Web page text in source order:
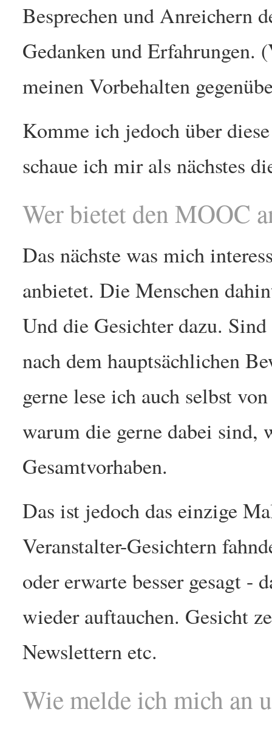
Besprechen und Anreichern
Gedanken und Erfahrungen.
meinen Vorbehalten
Komme ich jedoch über
schaue ich mir als nächstes
Wer bietet den MOOC
Das nächste was mich
anbietet. Die Menschen
Und die Gesichter dazu.
nach dem hauptsächlichen
gerne lese ich auch selbst
warum die gerne dabei sind,
Gesamtvorhaben.
Das ist jedoch das einzige
Veranstalter-Gesichtern
oder erwarte besser gesagt -
wieder auftauchen. Gesicht
Newslettern etc.
Wie melde ich mich an